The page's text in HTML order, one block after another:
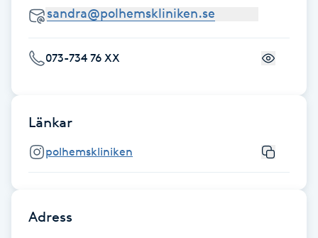
Gel naglar
Gelenaglar
Gellack
Gravidmassage
Gravidyoga
073-734 76 XX
Länkar
polhemskliniken
Adress